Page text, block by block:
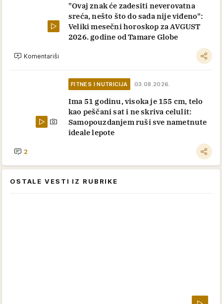
"Ovaj znak će zadesiti neverovatna
sreća, nešto što do sada nije viđeno":
Veliki mesečni horoskop za AVGUST
2026. godine od Tamare Globe
Komentariši
FITNES I NUTRICIJA 03.08.2026.
Ima 51 godinu, visoka je 155 cm, telo
kao peščani sat i ne skriva celulit:
Samopouzdanjem ruši sve nametnute
ideale lepote
2
OSTALE VESTI IZ RUBRIKE